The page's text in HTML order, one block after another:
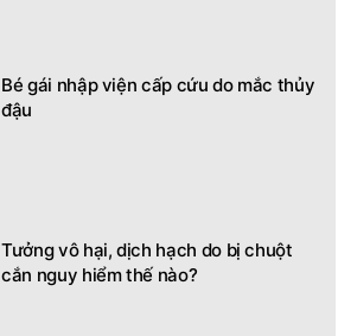
Bé gái nhập viện cấp cứu do mắc thủy
đậu
Tưởng vô hại, dịch hạch do bị chuột
cắn nguy hiểm thế nào?